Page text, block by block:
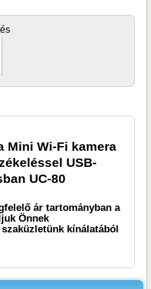
Mini Wi-Fi kamera
USB-
UC-80
ár tartományban a
Önnek
kínálatából